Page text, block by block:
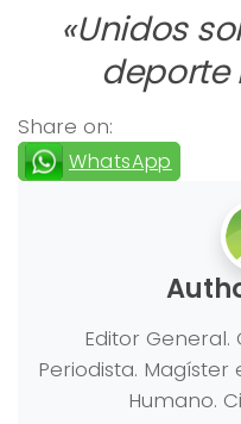
«Unidos
deporte
Share on:
WhatsApp
Editor
Periodista.
Humano.